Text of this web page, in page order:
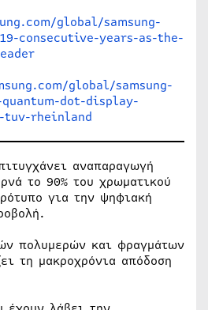
global/samsung-
consecutive-years-as-the-
global/samsung-
dot-display-
rheinland
αναπαραγωγή
το 90% του χρωματικού
για την ψηφιακή
πολυμερών και φραγμάτων
τη μακροχρόνια απόδοση